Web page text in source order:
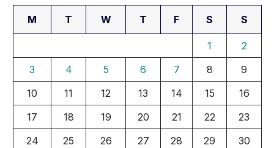
M T W T F S S
1
2
3
4 5 6 7 8
9
10
11 12 13 14 15
16
17
18 19 20 21 22
23
24
25 26 27 28 29
30